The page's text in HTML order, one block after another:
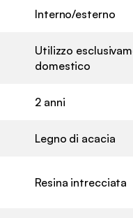
Interno/esterno
Utilizzo
domestico
2 anni
Legno di acacia
Resina intrecciata